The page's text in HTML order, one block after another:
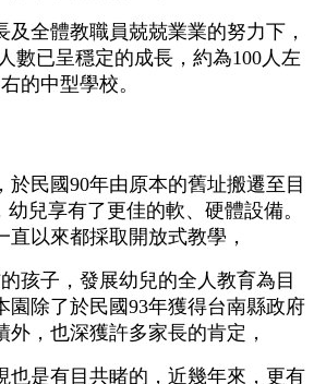
及全體教職員兢兢業業的努力下，
數已呈穩定的成長，約為100人左
右的中型學校。
於民國90年由原本的舊址搬遷至目
兒享有了更佳的軟、硬體設備。
直以來都採取開放式教學，
孩子，發展幼兒的全人教育為目
園除了於民國93年獲得台南縣政府
外，也深獲許多家長的肯定，
也是有目共睹的，近幾年來，更有